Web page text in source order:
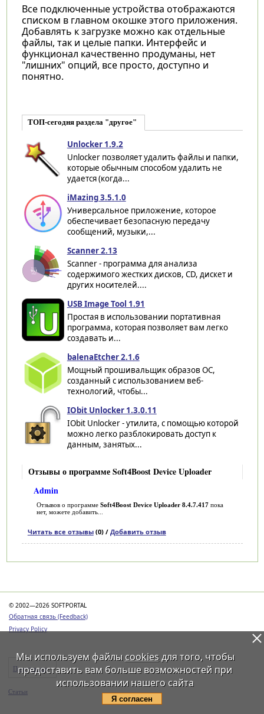
Все подключенные устройства отображаются
списком в главном окошке этого приложения.
Добавлять к загрузке можно как отдельные
файлы, так и целые папки. Интерфейс и
функционал качественно продуманы, нет
"лишних" опций, все просто, доступно и
понятно.
ТОП-сегодня раздела "другое"
Unlocker 1.9.2
Unlocker позволяет удалить файлы и папки,
которые обычным способом удалить не
удается (когда...
iMazing 3.5.1.0
Универсальное приложение, которое
обеспечивает безопасную передачу
сообщений, музыки,...
Scanner 2.13
Scanner - программа для анализа
содержимого жестких дисков, CD, дискет и
других носителей....
USB Image Tool 1.91
Простая в использовании портативная
программа, которая позволяет вам легко
создавать и...
balenaEtcher 2.1.6
Мощный прошивальщик образов ОС,
созданный с использованием веб-
технологий, чтобы...
IObit Unlocker 1.3.0.11
IObit Unlocker - утилита, с помощью которой
можно легко разблокировать доступ к
данным, занятых...
Отзывы о программе Soft4Boost Device Uploader
Admin
Отзывов о программе Soft4Boost Device Uploader 8.4.7.417пока
нет, можете добавить...
Читать все отзывы(0) / Добавить отзыв
© 2002—2026 SOFTPORTAL
Обратная связь (Feedback)
Privacy Policy
Программы
Статьи
Мы используем файлы cookiesдля того, чтобы
предоставить вам больше возможностей при
использовании нашего сайта